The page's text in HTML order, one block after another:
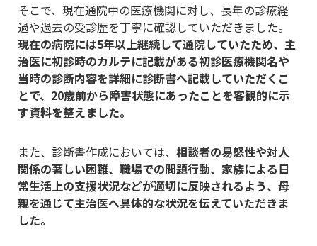
そこで、現在通院中の医療機関に対し、長年の診療経
過や過去の受診歴を丁寧に確認していただきました。
現在の病院には5年以上継続して通院していたため、主
治医に初診時のカルテに記載がある初診医療機関名や
当時の診断内容を詳細に診断書へ記載していただくこ
とで、20歳前から障害状態にあったことを客観的に示
す資料を整えました。
また、診断書作成においては、 相談者の易怒性や対人
関係の著しい困難、職場での問題行動、家族による日
常生活上の支援状況などが適切に反映されるよう、母
親を通じて主治医へ具体的な状況を伝えていただきま
した。